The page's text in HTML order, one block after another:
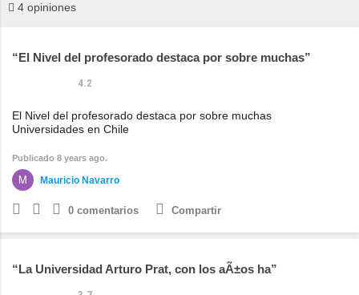
4 opiniones
El Nivel del profesorado destaca por sobre muchas
4.2
El Nivel del profesorado destaca por sobre muchas
Universidades en Chile
Publicado 8 years ago.
Mauricio Navarro
0 comentarios Compartir
La Universidad Arturo Prat, con los aÃ±os ha